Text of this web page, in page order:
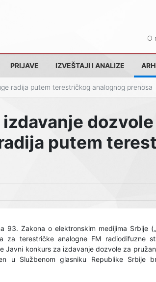
O
PRIJAVE IZVEŠTAJI I ANALIZE
radija putem terestričkog analognog prenosa
putem
Zakona o elektronskim medijima Srbije
terestričke analogne FM radiodifuzne
Javni konkurs za izdavanje dozvole za
u Službenom glasniku Republike Srbije